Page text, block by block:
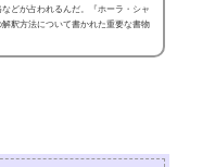
どが占われるんだ。『ホーラ・シャ
釈方法について書かれた重要な書物